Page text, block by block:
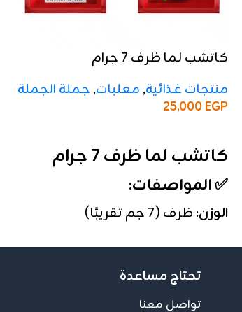
كاتشب لما ظرف 7 جرام
منتجات غذائية, معلبات, جملة الجملة
25,000EGP
كاتشب لما ظرف 7 جرام
✅ المواصفات:
الوزن: ظرف (7 جم تقريبًا)
ظرف
الخامة:تغليف عملي يحافظ على
الطعم والقوام الطبيعي للطماطم
تحتاج مساعدة
تواصل معنا